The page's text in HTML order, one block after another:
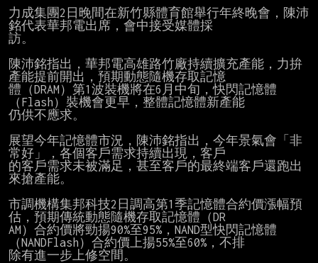
力成集團2日晚間在新竹縣體育館舉行年終晚會，陳沛
銘代表華邦電出席，會中接受媒體採
訪。
陳沛銘指出，華邦電高雄路竹廠持續擴充產能，力拚
產能提前開出，預期動態隨機存取記憶
體（DRAM）第1波裝機將在6月中旬，快閃記憶體
（Flash）裝機會更早，整體記憶體新產能
仍供不應求。
展望今年記憶體市況，陳沛銘指出，今年景氣會「非
常好」，各個客戶需求持續出現，客戶
的客戶需求未被滿足，甚至客戶的最終端客戶還跑出
來搶產能。
市調機構集邦科技2日調高第1季記憶體合約價漲幅預
估，預期傳統動態隨機存取記憶體（DR
AM）合約價將勁揚90%至95%，NAND型快閃記憶體
（NANDFlash）合約價上揚55%至60%，不排
除有進一步上修空間。